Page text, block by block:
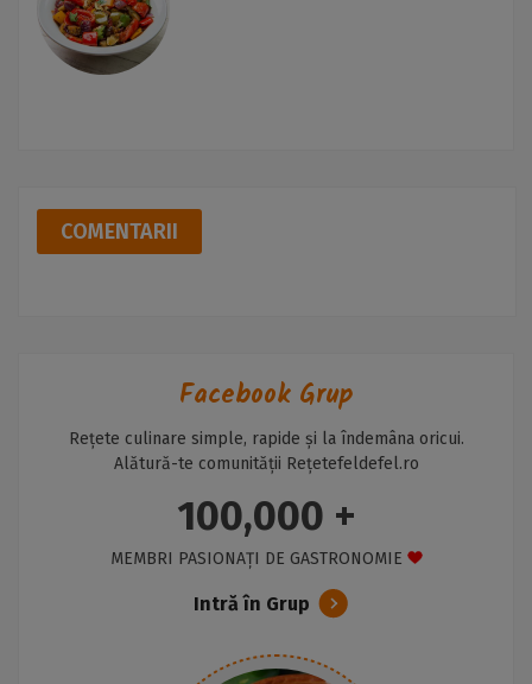
COMENTARII
Facebook Grup
Rețete culinare simple, rapide și la îndemâna oricui.
Alătură-te comunității Rețetefeldefel.ro
100,000 +
MEMBRI PASIONAȚI DE GASTRONOMIE
Intră în Grup